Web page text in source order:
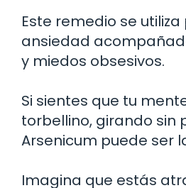
Este remedio se
ansiedad
y miedos obsesivos.
Si sientes que tu
torbellino, girando sin
Arsenicum puede ser
Imagina que estás